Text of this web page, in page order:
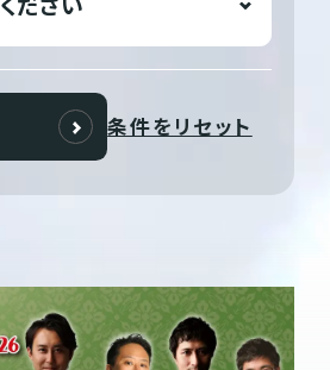
条件をリセット